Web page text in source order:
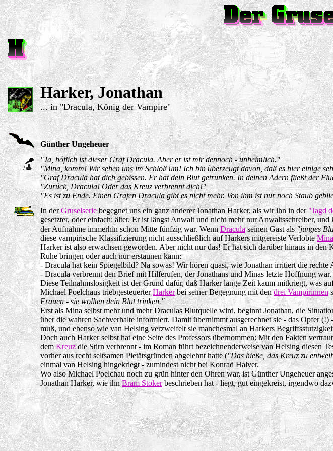
Harker, Jonathan
... in "Dracula, König der Vampire"
Günther Ungeheuer
"Ja, höflich ist dieser Graf Dracula. Aber er ist mir dennoch - unheimlich."
"Mina, komm! Wir sehen uns im Schloß um! Ich bin überzeugt davon, daß es hier einige
"Graf Dracula hat dich gebissen. Er hat dein Blut getrunken. In deinen Adern fließt der
"Zurück, Dracula! Oder das Kreuz verbrennt dich!"
"Es ist zu Ende. Einen Grafen Dracula gibt es nicht mehr. Von ihm ist nur noch Staub
In derGruselseriebegegnet uns ein ganz anderer Jonathan Harker, als wir ihn in der "Jagd
gesetzter, oder einfach: älter. Er ist längst Anwalt und nicht mehr nur Anwaltsschreiber,
der Aufnahme immerhin schon Mitte fünfzig war. WennDraculaseinen Gast als"junges
diese vampirische Klassifizierung nicht ausschließlich auf Harkers mitgereiste VerlobteMina
Harker ist also erwachsen geworden. Aber nicht nur das! Er hat sich darüber hinaus in
Ruhe bringen oder auch nur erstaunen kann:
- Dracula hat kein Spiegelbild? Na sowas! Wir hören quasi, wie Jonathan irritiert die rechte
- Dracula verbrennt den Brief mit Hilferufen, der Jonathans und Minas letzte Hoffnung
Diese Teilnahmslosigkeit ist der Grund dafür, daß Harker lange Zeit kaum mitkriegt, was
Michael Poelchaus triebgesteuerterHarkerbei seiner Begegnung mit dendrei Vampirinnen
Frauen - sie wollten dein Blut trinken."
Erst als Mina selbst mehr und mehr Draculas Blutquelle wird, beginnt Jonathan, die
über die wahren Sachverhalte informiert. Damit übernimmt ausgerechnet sie - das Opfer
muß, und ebenso wie van Helsing verzweifelt sie manchesmal an Harkers
Doch auch Harker selbst hat eine Seite des Professors übernommen: Mit den Fakten
demKreuzdie Stirn verbrennt - im Roman führt bezeichnenderweise van Helsing diesen
vorher aus recht seltsamen Pietätsgründen abgelehnt hatte ("Das hieße, das Kreuz zu
einmal van Helsing hingekriegt - zumindest nicht bei Konrad Halver.
Wo also Michael Poelchau noch zu grün hinter den Ohren war, ist Günther Ungeheuer
Jonathan Harker, wie ihnBram Stokerbeschrieben hat - liegt, gut eingekreist, irgendwo